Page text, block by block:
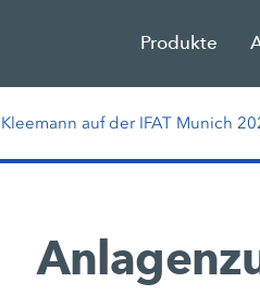
Produkte
Kleemann auf der IFAT Munich